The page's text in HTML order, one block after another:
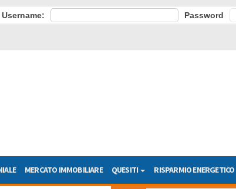
Username: Password
MERCATO IMMOBILIARE QUESITI RISPARMIO ENERGETICO